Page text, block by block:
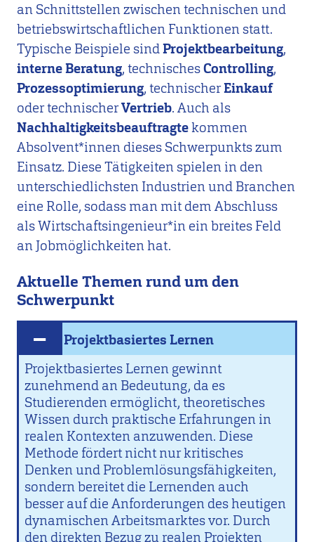
an Schnittstellen zwischen technischen und
betriebswirtschaftlichen Funktionen statt.
Typische Beispiele sindProjektbearbeitung,
interne Beratung, technischesControlling,
Prozessoptimierung, technischerEinkauf
oder technischerVertrieb. Auch als
Nachhaltigkeitsbeauftragtekommen
Absolvent*innen dieses Schwerpunkts zum
Einsatz. Diese Tätigkeiten spielen in den
unterschiedlichsten Industrien und Branchen
eine Rolle, sodass man mit dem Abschluss
als Wirtschaftsingenieur*in ein breites Feld
an Jobmöglichkeiten hat.
Aktuelle Themen rund um den
Schwerpunkt
Projektbasiertes Lernen
Projektbasiertes Lernen gewinnt
zunehmend an Bedeutung, da es
Studierenden ermöglicht, theoretisches
Wissen durch praktische Erfahrungen in
realen Kontexten anzuwenden. Diese
Methode fördert nicht nur kritisches
Denken und Problemlösungsfähigkeiten,
sondern bereitet die Lernenden auch
besser auf die Anforderungen des heutigen
dynamischen Arbeitsmarktes vor. Durch
den direkten Bezug zu realen Projekten